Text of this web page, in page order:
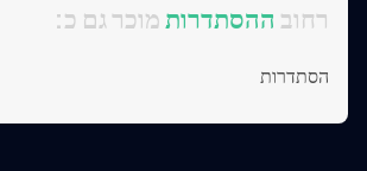
:רחוב ההסתדרותמוכר גם כ
הסתדרות